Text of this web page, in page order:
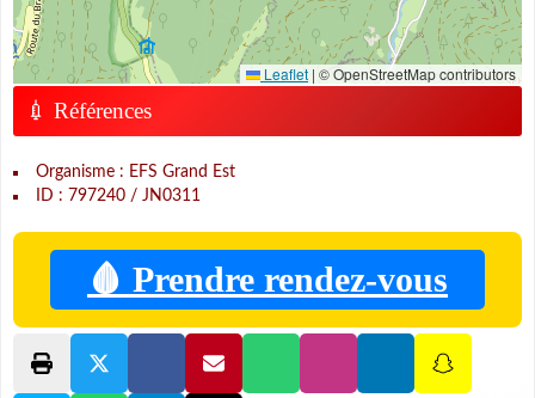
Leaflet | © OpenStreetMap contributors
💉 Références
Organisme : EFS Grand Est
ID : 797240 / JN0311
🩸 Prendre rendez-vous